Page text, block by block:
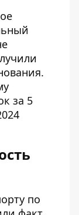
за 5
по